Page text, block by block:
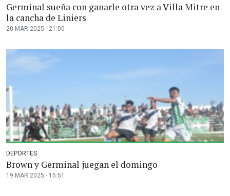
Germinal sueña con ganarle otra vez a Villa Mitre en
la cancha de Liniers
20 MAR 2025 - 21:00
DEPORTES
Brown y Germinal juegan el domingo
19 MAR 2025 - 15:51